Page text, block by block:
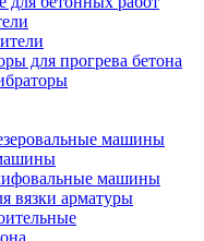
для прогрева бетона
машины
машины
вязки арматуры